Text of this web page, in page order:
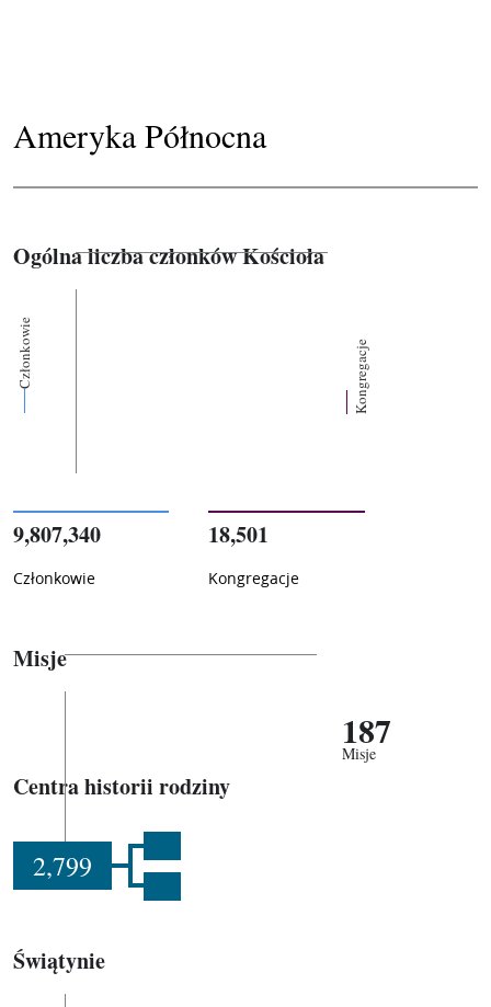
Ameryka Północna
Ogólna liczba członków Kościoła
Członkowie Kongregacje
9,807,340
Członkowie
18,501
Kongregacje
Misje
187
Misje
Centra historii rodziny
2,799
Świątynie